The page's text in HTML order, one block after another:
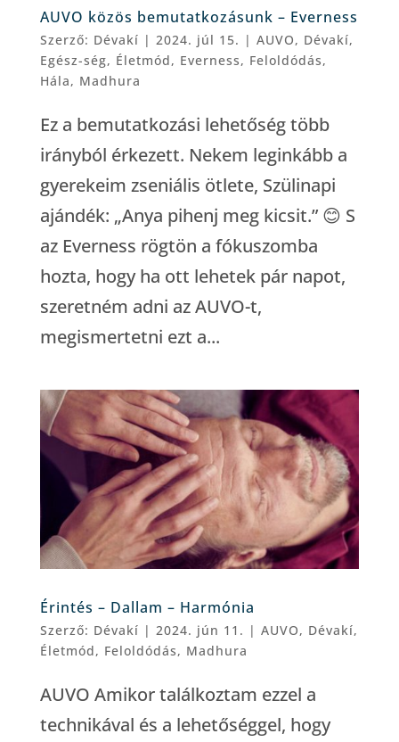
AUVO közös bemutatkozásunk – Everness
Szerző: Dévakí | 2024. júl 15. | AUVO, Dévakí,
Egész-ség, Életmód, Everness, Feloldódás,
Hála, Madhura
Ez a bemutatkozási lehetőség több
irányból érkezett. Nekem leginkább a
gyerekeim zseniális ötlete, Szülinapi
ajándék: „Anya pihenj meg kicsit.” 😊 S
az Everness rögtön a fókuszomba
hozta, hogy ha ott lehetek pár napot,
szeretném adni az AUVO-t,
megismertetni ezt a...
Érintés – Dallam – Harmónia
Szerző: Dévakí | 2024. jún 11. | AUVO, Dévakí,
Életmód, Feloldódás, Madhura
AUVO Amikor találkoztam ezzel a
technikával és a lehetőséggel, hogy